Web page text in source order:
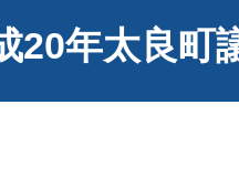
20年太良町